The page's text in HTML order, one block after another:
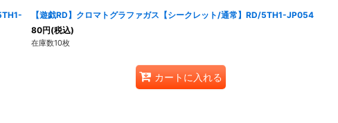
【遊戯RD】クロマトグラファガス【シークレット/通常】RD/5TH1-JP054
80円(税込)
在庫数10枚
カートに入れる